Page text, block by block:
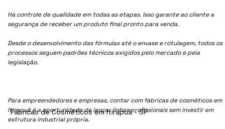
Há controle de qualidade em todas as etapas. Isso garante ao cliente a
segurança de receber um produto final pronto para venda.
Desde o desenvolvimento das fórmulas até o envase e rotulagem, todos os
processos seguem padrões técnicos exigidos pelo mercado e pela
legislação.
Para empreendedores e empresas, contar com fábricas de cosméticos em
Itirapuã é a oportunidade de lançar linhas profissionais sem investir em
estrutura industrial própria.
Fábricas de Cosméticos em Itirapuã - SP